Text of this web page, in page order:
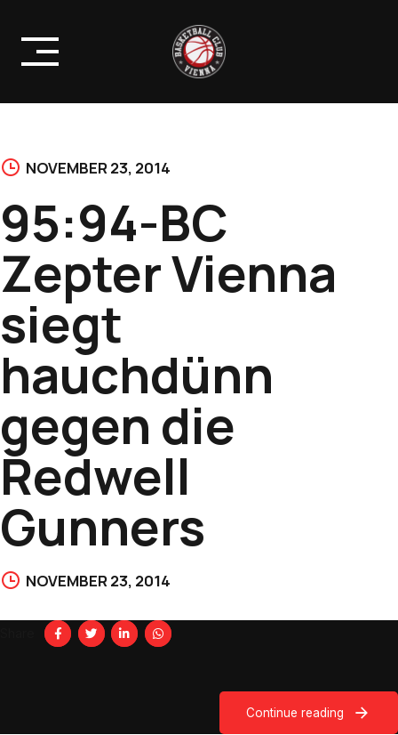
content
NOVEMBER 23, 2014
95:94-BC
Zepter Vienna
siegt
hauchdünn
gegen die
Redwell
Gunners
NOVEMBER 23, 2014
Continue reading